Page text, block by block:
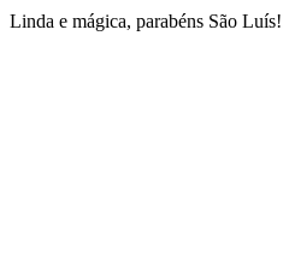
Linda e mágica, parabéns São